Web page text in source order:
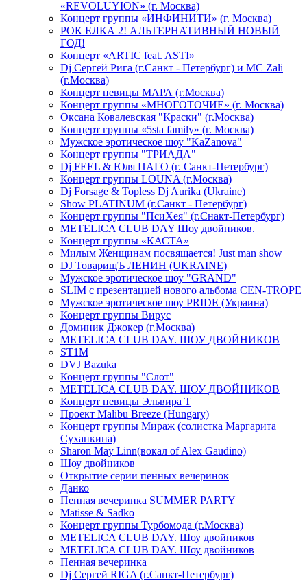
«REVOLUYION» (г. Москва)
Концерт группы «ИНФИНИТИ» (г. Москва)
РОК ЕЛКА 2! АЛЬТЕРНАТИВНЫЙ НОВЫЙ
ГОД!
Концерт «ARTIC feat. ASTI»
Dj Сергей Рига (г.Санкт - Петербург) и MC Zali
(г.Москва)
Концерт певицы МАРА (г.Москва)
Концерт группы «МНОГОТОЧИЕ» (г. Москва)
Оксана Ковалевская "Краски" (г.Москва)
Концерт группы «5sta family» (г. Москва)
Мужское эротическое шоу "KaZanova"
Концерт группы "ТРИАДА"
Dj FEEL & Юля ПАГО (г. Санкт-Петербург)
Концерт группы LOUNA (г.Москва)
Dj Forsage & Topless Dj Aurika (Ukraine)
Show PLATINUM (г.Санкт - Петербург)
Концерт группы "ПсиХея" (г.Снакт-Петербург)
METELICA CLUB DAY Шоу двойников.
Концерт группы «КАСТА»
Милым Женщинам посвящается! Just man show
DJ ТоварищЪ ЛЕНИН (UKRAINE)
Мужское эротическое шоу "GRAND"
SLIM с презентацией нового альбома CEN-TROPE
Мужское эротическое шоу PRIDE (Украина)
Концерт группы Вирус
Доминик Джокер (г.Москва)
METELICA CLUB DAY. ШОУ ДВОЙНИКОВ
ST1M
DVJ Bazuka
Концерт группы "Слот"
METELICA CLUB DAY. ШОУ ДВОЙНИКОВ
Концерт певицы Эльвира Т
Проект Malibu Breeze (Hungary)
Концерт группы Мираж (солистка Маргарита
Суханкина)
Sharon May Linn(вокал of Alex Gaudino)
Шоу двойников
Открытие серии пенных вечеринок
Данко
Пенная вечеринка SUMMER PARTY
Matisse & Sadko
Концерт группы Турбомода (г.Москва)
METELICA CLUB DAY. Шоу двойников
METELICA CLUB DAY. Шоу двойников
Пенная вечеринка
Dj Сергей RIGA (г.Санкт-Петербург)